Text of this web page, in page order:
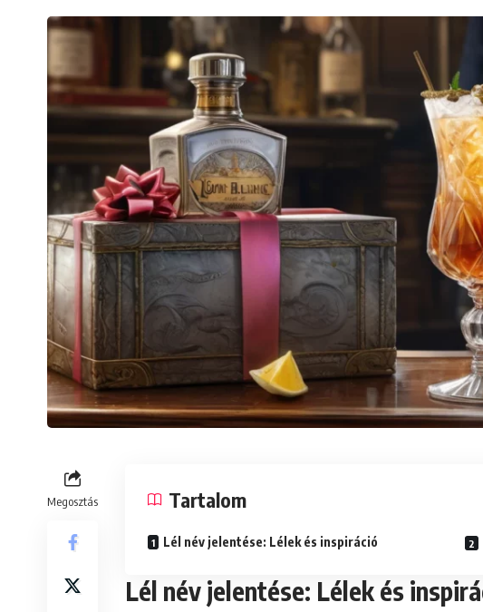
Megosztás Tartalom
Lél név jelentése: Lélek és inspiráció
Lél név jelentése: Lélek és